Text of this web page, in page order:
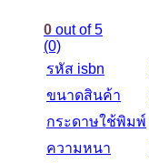
0 out of 5
(0)
รหัส isbn
ขนาดสินค้า
กระดาษใช้พิมพ์
ความหนา